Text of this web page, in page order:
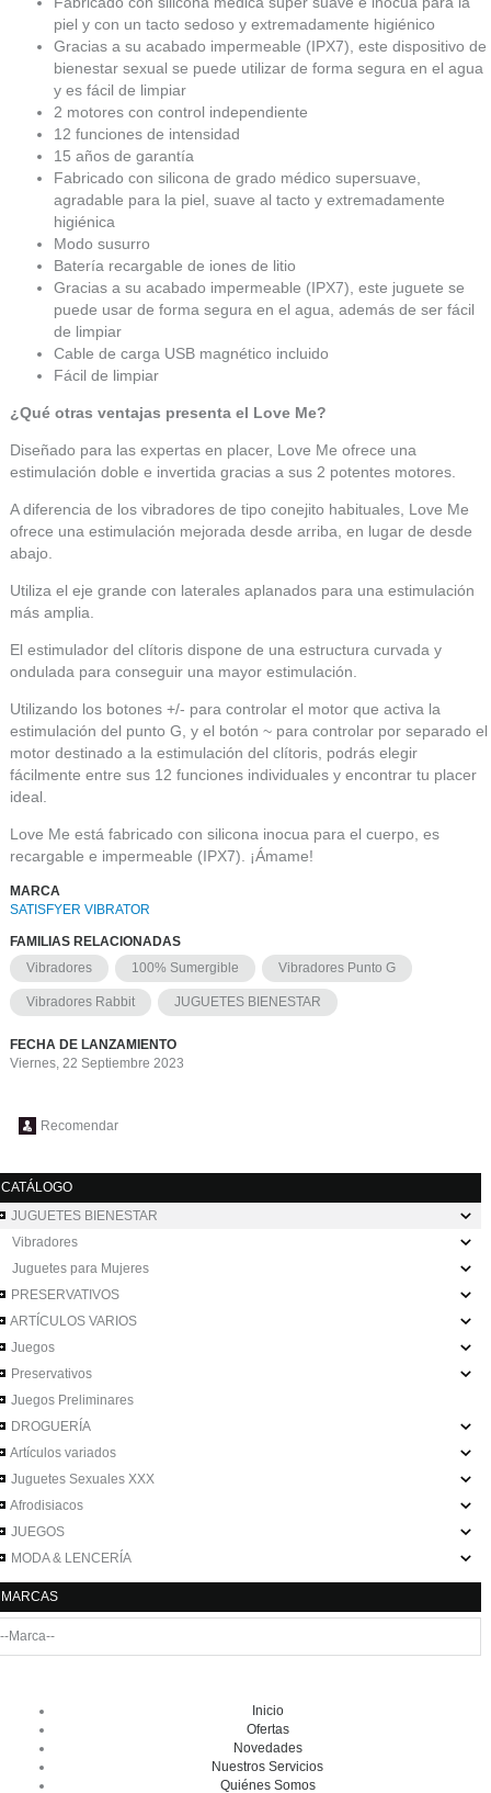
piel y con un tacto sedoso y extremadamente higiénico
Gracias a su acabado impermeable (IPX7), este dispositivo de
bienestar sexual se puede utilizar de forma segura en el agua
y es fácil de limpiar
2 motores con control independiente
12 funciones de intensidad
15 años de garantía
Fabricado con silicona de grado médico supersuave,
agradable para la piel, suave al tacto y extremadamente
higiénica
Modo susurro
Batería recargable de iones de litio
Gracias a su acabado impermeable (IPX7), este juguete se
puede usar de forma segura en el agua, además de ser fácil
de limpiar
Cable de carga USB magnético incluido
Fácil de limpiar
¿Qué otras ventajas presenta el Love Me?
Diseñado para las expertas en placer, Love Me ofrece una
estimulación doble e invertida gracias a sus 2 potentes motores.
A diferencia de los vibradores de tipo conejito habituales, Love Me
ofrece una estimulación mejorada desde arriba, en lugar de desde
abajo.
Utiliza el eje grande con laterales aplanados para una estimulación
más amplia.
El estimulador del clítoris dispone de una estructura curvada y
ondulada para conseguir una mayor estimulación.
Utilizando los botones +/- para controlar el motor que activa la
estimulación del punto G, y el botón ~ para controlar por separado el
motor destinado a la estimulación del clítoris, podrás elegir
fácilmente entre sus 12 funciones individuales y encontrar tu placer
ideal.
Love Me está fabricado con silicona inocua para el cuerpo, es
recargable e impermeable (IPX7). ¡Ámame!
MARCA
SATISFYER VIBRATOR
FAMILIAS RELACIONADAS
Vibradores
100% Sumergible Vibradores Punto G
Vibradores Rabbit JUGUETES BIENESTAR
FECHA DE LANZAMIENTO
Viernes, 22 Septiembre 2023
Recomendar
CATÁLOGO
JUGUETES BIENESTAR
Vibradores
Juguetes para Mujeres
PRESERVATIVOS
ARTÍCULOS VARIOS
Juegos
Preservativos
Juegos Preliminares
DROGUERÍA
Artículos variados
Juguetes Sexuales XXX
Afrodisiacos
JUEGOS
MODA & LENCERÍA
MARCAS
Inicio
Ofertas
Novedades
Nuestros Servicios
Quiénes Somos